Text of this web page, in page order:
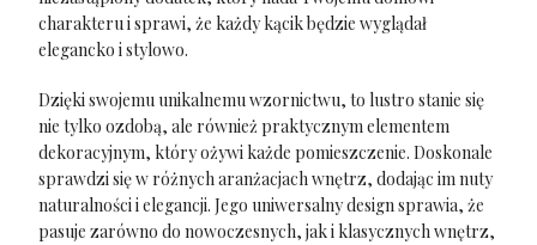
charakteru i sprawi, że każdy kącik będzie wyglądał
elegancko i stylowo.
Dzięki swojemu unikalnemu wzornictwu, to lustro stanie się
nie tylko ozdobą, ale również praktycznym elementem
dekoracyjnym, który ożywi każde pomieszczenie. Doskonale
sprawdzi się w różnych aranżacjach wnętrz, dodając im nuty
naturalności i elegancji. Jego uniwersalny design sprawia, że
pasuje zarówno do nowoczesnych, jak i klasycznych wnętrz,